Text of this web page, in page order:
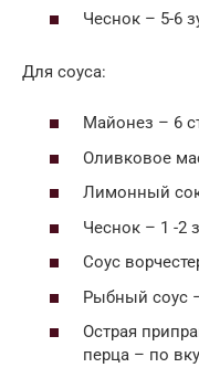
Чеснок – 5-6
Для соуса:
Майонез – 6
Оливковое
Лимонный
Чеснок – 1 -2
Соус
Рыбный соус
Острая
перца – по